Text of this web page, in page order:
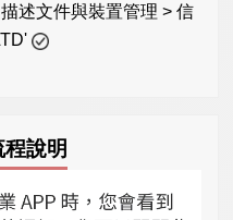
述文件與裝置管理 > 信
說明